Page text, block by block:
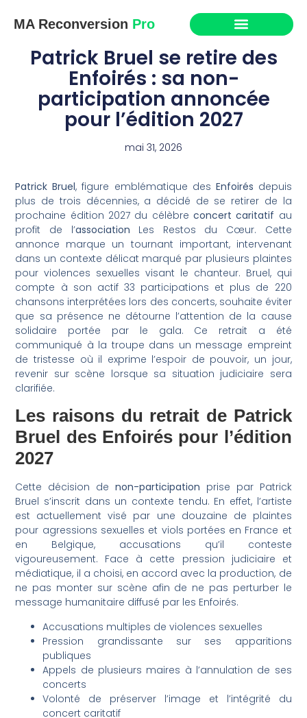
MA Reconversion Pro
Patrick Bruel se retire des
Enfoirés : sa non-
participation annoncée
pour l’édition 2027
mai 31, 2026
Patrick Bruel, figure emblématique des Enfoirés depuis
plus de trois décennies, a décidé de se retirer de la
prochaine édition 2027 du célèbre concert caritatif au
profit de l’association Les Restos du Cœur. Cette
annonce marque un tournant important, intervenant
dans un contexte délicat marqué par plusieurs plaintes
pour violences sexuelles visant le chanteur. Bruel, qui
compte à son actif 33 participations et plus de 220
chansons interprétées lors des concerts, souhaite éviter
que sa présence ne détourne l’attention de la cause
solidaire portée par le gala. Ce retrait a été
communiqué à la troupe dans un message empreint
de tristesse où il exprime l’espoir de pouvoir, un jour,
revenir sur scène lorsque sa situation judiciaire sera
clarifiée.
Les raisons du retrait de Patrick
Bruel des Enfoirés pour l’édition
2027
Cette décision de non-participation prise par Patrick
Bruel s’inscrit dans un contexte tendu. En effet, l’artiste
est actuellement visé par une douzaine de plaintes
pour agressions sexuelles et viols portées en France et
en Belgique, accusations qu’il conteste
vigoureusement. Face à cette pression judiciaire et
médiatique, il a choisi, en accord avec la production, de
ne pas monter sur scène afin de ne pas perturber le
message humanitaire diffusé par les Enfoirés.
Accusations multiples de violences sexuelles
Pression grandissante sur ses apparitions
publiques
Appels de plusieurs maires à l’annulation de ses
concerts
Volonté de préserver l’image et l’intégrité du
concert caritatif